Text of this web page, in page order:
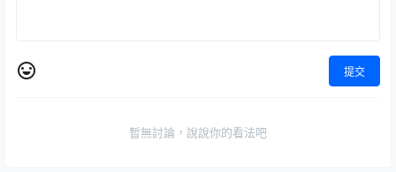
提交
暫無討論，說說你的看法吧